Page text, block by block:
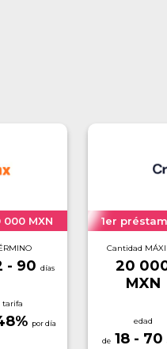
MXN
- 90
tarifa
%
1er
Cantidad
20
MXN
edad
18 - 70